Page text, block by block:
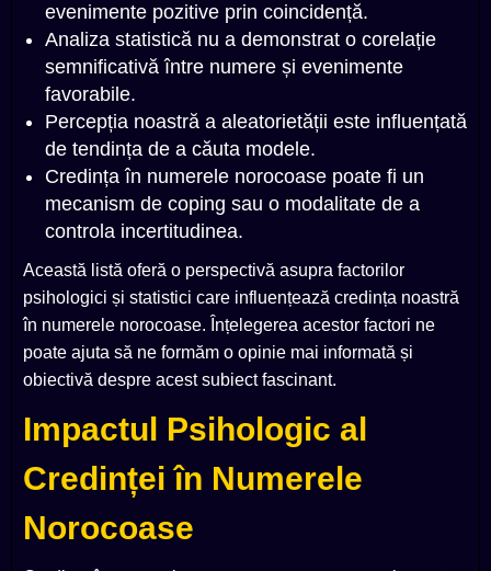
evenimente pozitive prin coincidență.
Analiza statistică nu a demonstrat o corelație
semnificativă între numere și evenimente
favorabile.
Percepția noastră a aleatorietății este influențată
de tendința de a căuta modele.
Credința în numerele norocoase poate fi un
mecanism de coping sau o modalitate de a
controla incertitudinea.
Această listă oferă o perspectivă asupra factorilor
psihologici și statistici care influențează credința noastră
în numerele norocoase. Înțelegerea acestor factori ne
poate ajuta să ne formăm o opinie mai informată și
obiectivă despre acest subiect fascinant.
Impactul Psihologic al
Credinței în Numerele
Norocoase